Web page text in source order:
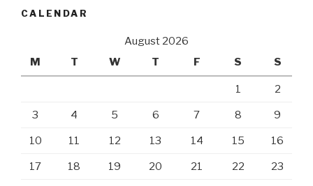
CALENDAR
August 2026
M
T W T F S S
1 2
3 4 5 6 7 8 9
10 11 12 13 14 15 16
17 18 19 20 21 22 23